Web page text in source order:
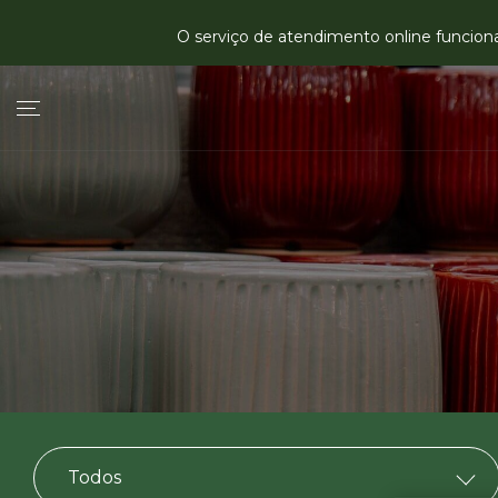
O serviço de atendimento online